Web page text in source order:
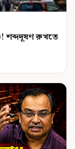
শব্দদূষণ রুখতে